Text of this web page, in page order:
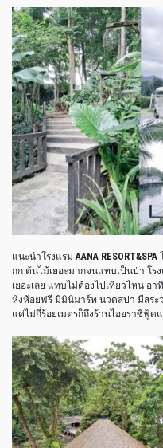
แนะนำโรงแรม AANA RESORT&SPA
กก ต้นไม้เยอะมากจนแทบเป็นป่า โร
เยอะเลย แทบไม่ต้องไปเที่ยวไหน อ
หิ่งห้อยฟรี มีมินิมาร์ท นวดสปา มีสระ
แค่ไม่กี่ร้อยเมตรก็ถึงร้านไอยราซีฟู้ด